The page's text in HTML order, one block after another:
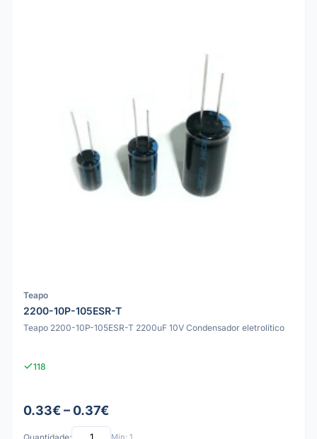
Teapo
2200-10P-105ESR-T
Teapo 2200-10P-105ESR-T 2200uF 10V Condensador eletrolítico
118
0.33€ – 0.37€
Mín: 1